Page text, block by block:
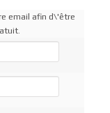
email afin d\'être